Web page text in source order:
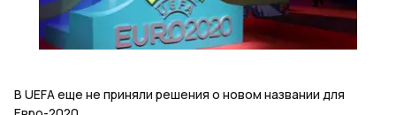
В UEFA еще не приняли решения о новом названии для